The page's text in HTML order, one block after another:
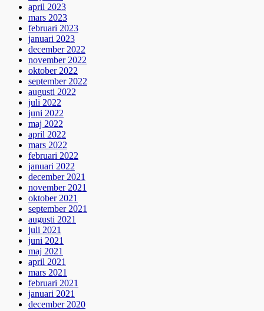
april 2023
mars 2023
februari 2023
januari 2023
december 2022
november 2022
oktober 2022
september 2022
augusti 2022
juli 2022
juni 2022
maj 2022
april 2022
mars 2022
februari 2022
januari 2022
december 2021
november 2021
oktober 2021
september 2021
augusti 2021
juli 2021
juni 2021
maj 2021
april 2021
mars 2021
februari 2021
januari 2021
december 2020